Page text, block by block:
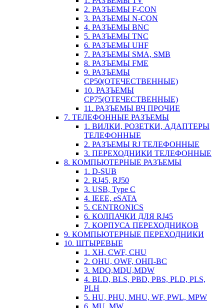
2. РАЗЪЕМЫ F-CON
3. РАЗЪЕМЫ N-CON
4. РАЗЪЕМЫ BNC
5. РАЗЪЕМЫ TNC
6. РАЗЪЕМЫ UHF
7. РАЗЪЕМЫ SMA, SMB
8. РАЗЪЕМЫ FME
9. РАЗЪЕМЫ
СР50(ОТЕЧЕСТВЕННЫЕ)
10. РАЗЪЕМЫ
СР75(ОТЕЧЕСТВЕННЫЕ)
11. РАЗЪЕМЫ ВЧ ПРОЧИЕ
7. ТЕЛЕФОННЫЕ РАЗЪЕМЫ
1. ВИЛКИ, РОЗЕТКИ, АДАПТЕРЫ
ТЕЛЕФОННЫЕ
2. РАЗЪЕМЫ RJ ТЕЛЕФОННЫЕ
3. ПЕРЕХОДНИКИ ТЕЛЕФОННЫЕ
8. КОМПЬЮТЕРНЫЕ РАЗЪЕМЫ
1. D-SUB
2. RJ45, RJ50
3. USB, Type C
4. IEEE, eSATA
5. CENTRONICS
6. КОЛПАЧКИ ДЛЯ RJ45
7. КОРПУСА ПЕРЕХОДНИКОВ
9. КОМПЬЮТЕРНЫЕ ПЕРЕХОДНИКИ
10. ШТЫРЕВЫЕ
1. XH, CWF, CHU
2. OHU, OWF, ОНП-ВС
3. MDQ,MDU,MDW
4. BLD, BLS, PBD, PBS, PLD, PLS,
PLH
5. HU, PHU, MHU, WF, PWL, MPW
6. MU, MW